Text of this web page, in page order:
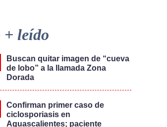
+ leído
Buscan quitar imagen de “cueva
de lobo” a la llamada Zona
Dorada
Confirman primer caso de
ciclosporiasis en
Aguascalientes; paciente